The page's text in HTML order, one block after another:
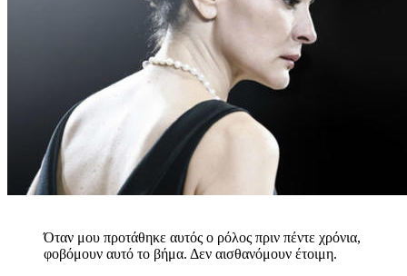
Όταν μου προτάθηκε αυτός ο ρόλος πριν πέντε χρόνια,
φοβόμουν αυτό το βήμα. Δεν αισθανόμουν έτοιμη.